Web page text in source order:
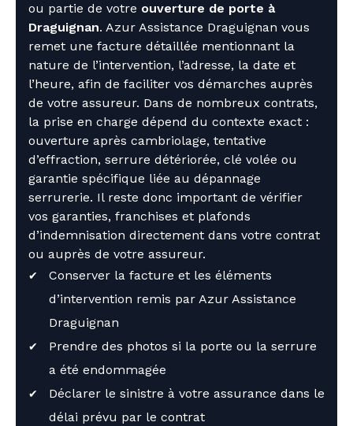
ou partie de votre ouverture de porte à
Draguignan. Azur Assistance Draguignan vous
remet une facture détaillée mentionnant la
nature de l’intervention, l’adresse, la date et
l’heure, afin de faciliter vos démarches auprès
de votre assureur. Dans de nombreux contrats,
la prise en charge dépend du contexte exact :
ouverture après cambriolage, tentative
d’effraction, serrure détériorée, clé volée ou
garantie spécifique liée au dépannage
serrurerie. Il reste donc important de vérifier
vos garanties, franchises et plafonds
d’indemnisation directement dans votre contrat
ou auprès de votre assureur.
Conserver la facture et les éléments
d’intervention remis par Azur Assistance
Draguignan
Prendre des photos si la porte ou la serrure
a été endommagée
Déclarer le sinistre à votre assurance dans le
délai prévu par le contrat